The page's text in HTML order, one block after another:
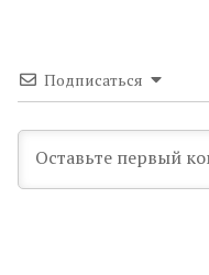
Подписаться